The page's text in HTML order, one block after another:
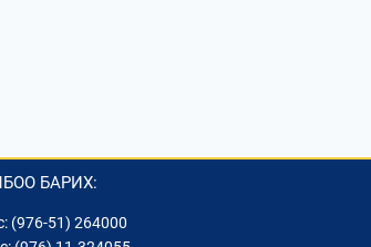
БАРИХ:
(976-51) 264000